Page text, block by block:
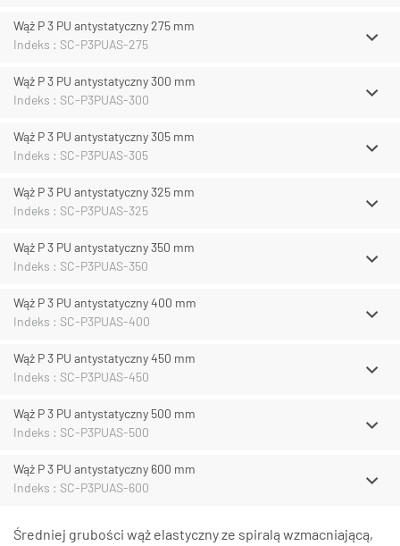
Wąż P 3 PU antystatyczny 275 mm
Indeks : SC-P3PUAS-275
Wąż P 3 PU antystatyczny 300 mm
Indeks : SC-P3PUAS-300
Wąż P 3 PU antystatyczny 305 mm
Indeks : SC-P3PUAS-305
Wąż P 3 PU antystatyczny 325 mm
Indeks : SC-P3PUAS-325
Wąż P 3 PU antystatyczny 350 mm
Indeks : SC-P3PUAS-350
Wąż P 3 PU antystatyczny 400 mm
Indeks : SC-P3PUAS-400
Wąż P 3 PU antystatyczny 450 mm
Indeks : SC-P3PUAS-450
Wąż P 3 PU antystatyczny 500 mm
Indeks : SC-P3PUAS-500
Wąż P 3 PU antystatyczny 600 mm
Indeks : SC-P3PUAS-600
Średniej grubości wąż elastyczny ze spiralą wzmacniającą,